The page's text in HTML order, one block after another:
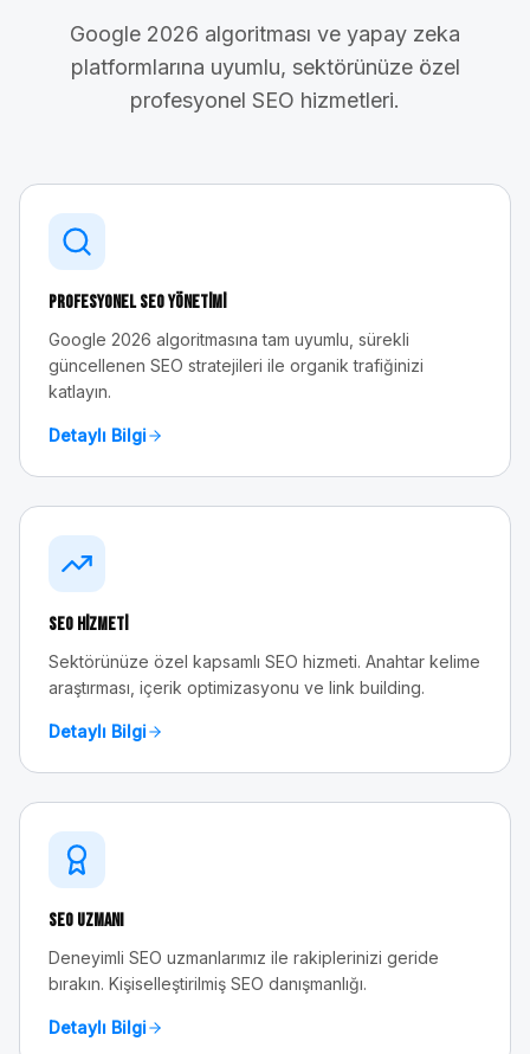
Google 2026 algoritması ve yapay zeka
platformlarına uyumlu, sektörünüze özel
profesyonel SEO hizmetleri.
Profesyonel SEO Yönetimi
Google 2026 algoritmasına tam uyumlu, sürekli
güncellenen SEO stratejileri ile organik trafiğinizi
katlayın.
Detaylı Bilgi
SEO Hizmeti
Sektörünüze özel kapsamlı SEO hizmeti. Anahtar kelime
araştırması, içerik optimizasyonu ve link building.
Detaylı Bilgi
SEO Uzmanı
Deneyimli SEO uzmanlarımız ile rakiplerinizi geride
bırakın. Kişiselleştirilmiş SEO danışmanlığı.
Detaylı Bilgi